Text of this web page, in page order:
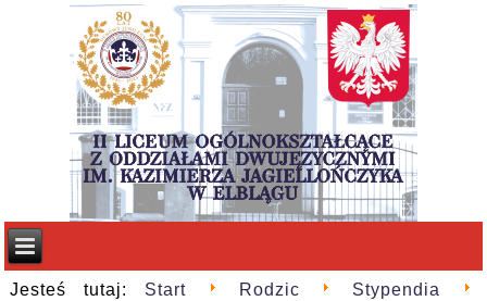
Jesteś tutaj: Start Rodzic
Stypendia